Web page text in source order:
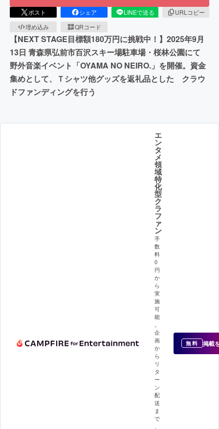
ポスト シェア LINEで送る
URLコピー
埋め込み
QRコード
【NEXT STAGE目標額180万円に挑戦中！】2025年9月
13日 青森県弘前市百沢スキー場駐車場・桜林公園にて
野外音楽イベント「OYAMA NO NEIRO.」を開催。資金
集めとして、Ｔシャツ他グッズを返礼品とした クラウ
ドファンディングを行う
エ
ン
タ
メ
領
域
特
化
型
ク
ラ
フ
ァ
ン
手
数
料
0
円
か
ら
実
施
可
能
企
画
か
ら
リ
タ
ー
ン
配
送
ま
で
無料 掲載